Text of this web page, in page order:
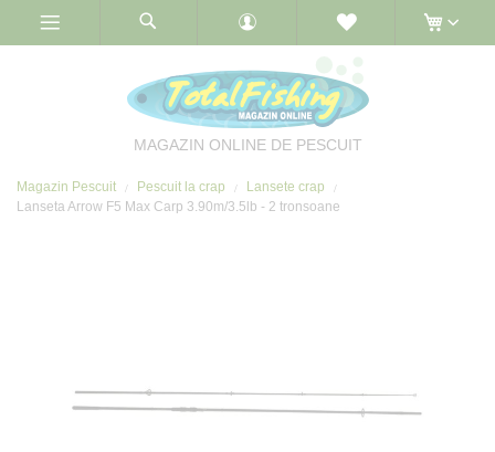
MAGAZIN ONLINE DE PESCUIT
Magazin Pescuit Pescuit la crap
Lansete crap
Lanseta Arrow F5 Max Carp 3.90m/3.5lb - 2 tronsoane